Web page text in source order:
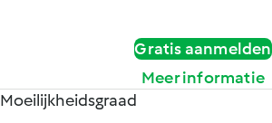
Gratis aanmelden
Meer informatie
Moeilijkheidsgraad